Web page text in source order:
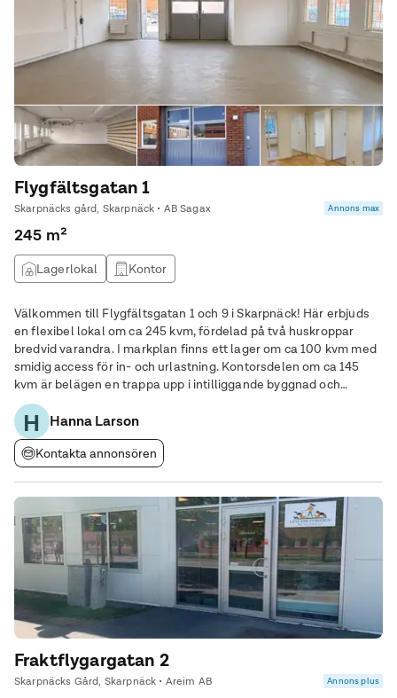
Flygfältsgatan 1
Skarpnäcks gård, Skarpnäck • AB Sagax Annons max
245 m²
Lagerlokal Kontor
Välkommen till Flygfältsgatan 1 och 9 i Skarpnäck! Här erbjuds
en flexibel lokal om ca 245 kvm, fördelad på två huskroppar
bredvid varandra. I markplan finns ett lager om ca 100 kvm med
smidig access för in- och urlastning. Kontorsdelen om ca 145
kvm är belägen en trappa upp i intilliggande byggnad och
rymmer arbetsplatser samt ytor för möten och pauser. Kontoret
kan anpassas efter behov i
H Hanna Larson
Kontakta annonsören
Fraktflygargatan 2
Skarpnäcks Gård, Skarpnäck • Areim AB Annons plus